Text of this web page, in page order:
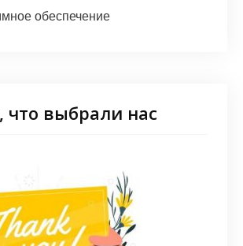
обеспечение
что выбрали нас